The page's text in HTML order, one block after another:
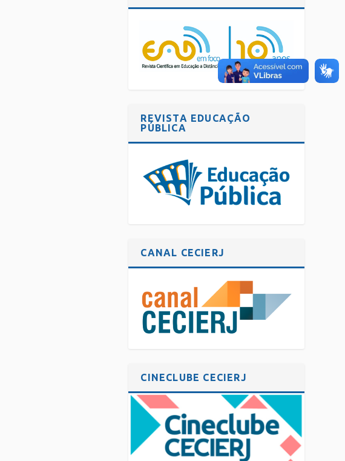
REVISTA EDUCAÇÃO
PÚBLICA
CANAL CECIERJ
CINECLUBE CECIERJ